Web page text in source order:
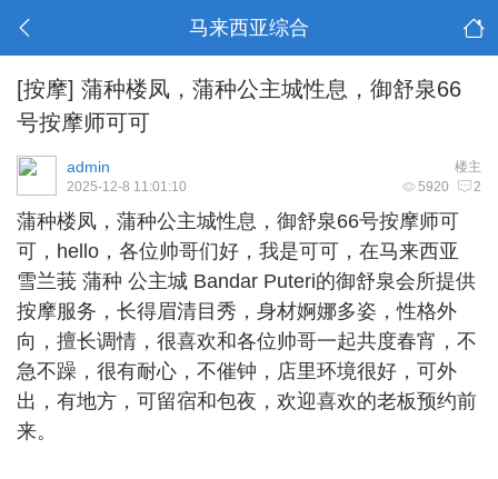
马来西亚综合
[按摩] 蒲种楼凤，蒲种公主城性息，御舒泉66
号按摩师可可
楼主
admin
5920 2
2025-12-8 11:01:10
蒲种楼凤 ，蒲种公主城性息，御舒泉66号按摩师可
可，hello，各位帅哥们好，我是可可，在马来西亚
雪兰莪 蒲种 公主城 Bandar Puteri的御舒泉会所提供
按摩服务，长得眉清目秀，身材婀娜多姿，性格外
向，擅长调情，很喜欢和各位帅哥一起共度春宵，不
急不躁，很有耐心，不催钟，店里环境很好，可外
出，有地方，可留宿和包夜，欢迎喜欢的老板预约前
来。